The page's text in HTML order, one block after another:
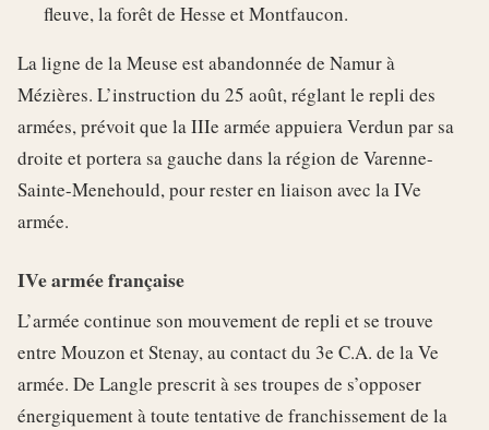
fleuve, la forêt de Hesse et Montfaucon.
La ligne de la Meuse est abandonnée de Namur à
Mézières. L’instruction du 25 août, réglant le repli des
armées, prévoit que la IIIe armée appuiera Verdun par sa
droite et portera sa gauche dans la région de Varenne-
Sainte-Menehould, pour rester en liaison avec la IVe
armée.
IVe armée française
L’armée continue son mouvement de repli et se trouve
entre Mouzon et Stenay, au contact du 3e C.A. de la Ve
armée. De Langle prescrit à ses troupes de s’opposer
énergiquement à toute tentative de franchissement de la